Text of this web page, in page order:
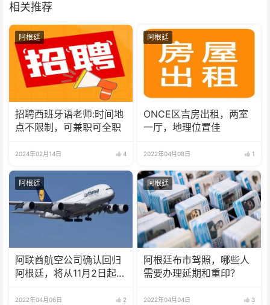
相关推荐
阿根廷
招聘西班牙语老师:时间地
点不限制，可兼职可全职
2024年02月14日 4
阿根廷
ONCE区吉房出租，两室
一厅，地理位置佳
2022年04月08日 1
阿根廷
阿联酋航空公司确认回归
阿根廷，将从11月2日起恢
2022年04月06日 2
阿根廷
阿根廷布市驾照，哪些人
需要办理延期和重印？
2022年04月04日 3